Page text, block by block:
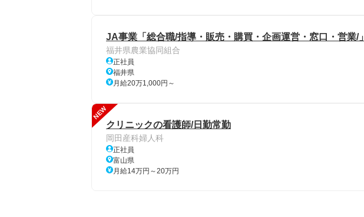
JA事業「総合職/指導・販売・購買・企画運営・窓口・営業/」
福井県農業協同組合
正社員
福井県
月給20万1,000円～
NEW
クリニックの看護師/日勤常勤
岡田産科婦人科
正社員
富山県
月給14万円～20万円